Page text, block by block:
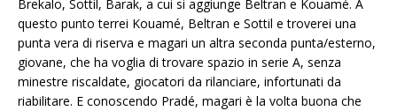
Brekalo, Sottil, Barak, a cui si aggiunge Beltran e Kouamé. A
questo punto terrei Kouamé, Beltran e Sottil e troverei una
punta vera di riserva e magari un altra seconda punta/esterno,
giovane, che ha voglia di trovare spazio in serie A, senza
minestre riscaldate, giocatori da rilanciare, infortunati da
riabilitare. E conoscendo Pradé, magari è la volta buona che